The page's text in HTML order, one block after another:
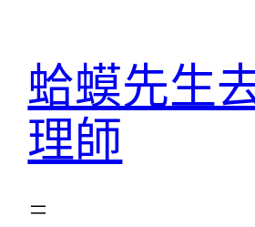
蛤蟆先生
理師